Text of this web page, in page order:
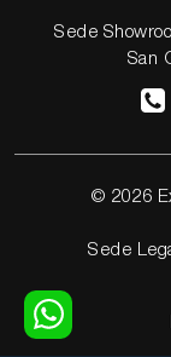
Sede
San
© 2026
Sede